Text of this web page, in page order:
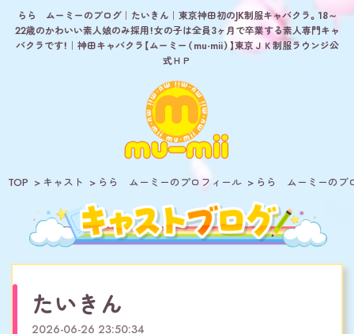
らら ムーミーのブログ｜たいきん｜東京神田初のJK制服キャバクラ。18～
22歳のかわいい素人娘のみ採用！女の子は全員3ヶ月で卒業する素人専門キャ
バクラです！｜神田キャバクラ【ムーミー（mu-mii）】東京ＪＫ制服ラウンジ公
式ＨＰ
TOP キャスト らら ムーミーのプロフィール らら ムーミーのブ
たいきん
2026-06-26 23:50:34